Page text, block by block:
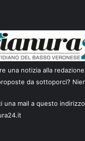
una notizia alla
da sottoporci?
una mail a questo